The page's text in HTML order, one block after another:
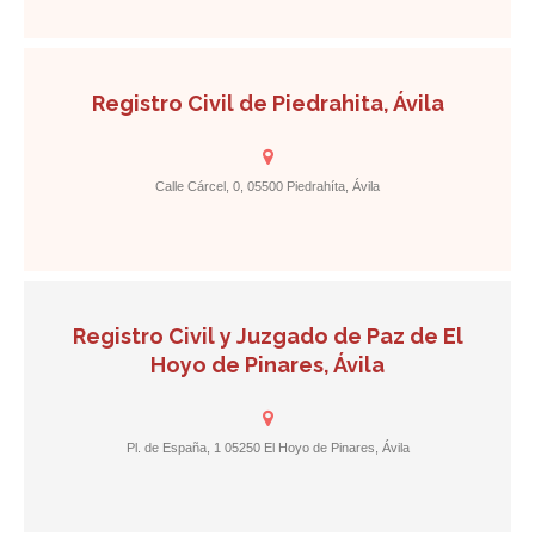
Registro Civil de Piedrahita, Ávila
Calle Cárcel, 0, 05500 Piedrahíta, Ávila
Registro Civil y Juzgado de Paz de El
Hoyo de Pinares, Ávila
Pl. de España, 1 05250 El Hoyo de Pinares, Ávila